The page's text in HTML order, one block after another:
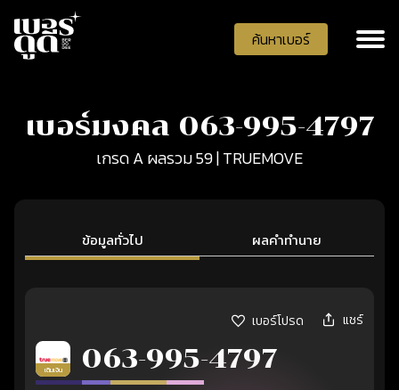
ค้นหาเบอร์
เบอร์มงคล 063-995-4797
เกรด A ผลรวม 59 | TRUEMOVE
ข้อมูลทั่วไป ผลคำทำนาย
เบอร์โปรด แชร์
เติมเงิน 063-995-4797